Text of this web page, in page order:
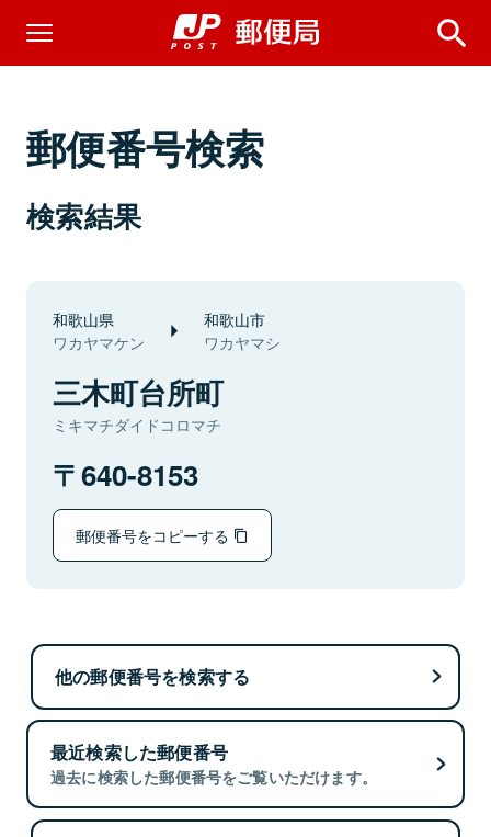
郵便番号検索
検索結果
和歌山県
ワカヤマケン
和歌山市
ワカヤマシ
三木町台所町
ミキマチダイドコロマチ
640-8153
郵便番号をコピーする
他の郵便番号を検索する
最近検索した郵便番号
過去に検索した郵便番号をご覧いただけます。